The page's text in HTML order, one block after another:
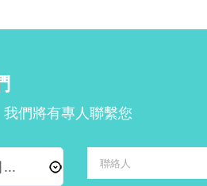
們將有專人聯繫您